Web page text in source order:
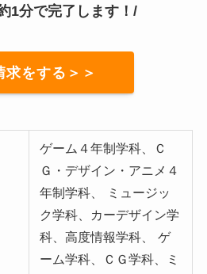
1分で完了します！/
求をする＞＞
ゲーム４年制学科、Ｃ
Ｇ・デザイン・アニメ４
年制学科、
ミュージッ
ク学科、カーデザイン学
科、高度情報学科、
ゲ
ーム学科、ＣＧ学科、ミ